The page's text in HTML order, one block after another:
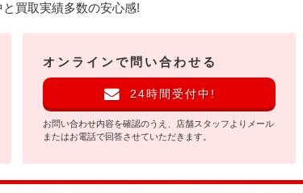
買取実績多数の安心感!
オンラインで問い合わせる
24時間受付中!
お問い合わせ内容を確認のうえ、店舗スタッフよりメール
またはお電話で回答させていただきます。